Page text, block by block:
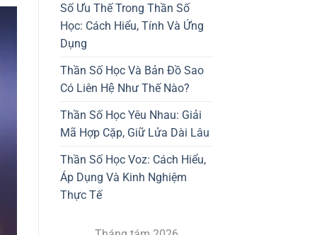
Số Ưu Thế Trong Thần Số
Học: Cách Hiểu, Tính Và Ứng
Dụng
Thần Số Học Và Bản Đồ Sao
Có Liên Hệ Như Thế Nào?
Thần Số Học Yêu Nhau: Giải
Mã Hợp Cặp, Giữ Lửa Dài Lâu
Thần Số Học Voz: Cách Hiểu,
Áp Dụng Và Kinh Nghiệm
Thực Tế